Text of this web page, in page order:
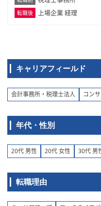
転職後 上場企業 経理
キャリアフィールド
会計事務所・税理士法人 コン
年代・性別
20代 男性 20代 女性 30代 男
転職理由